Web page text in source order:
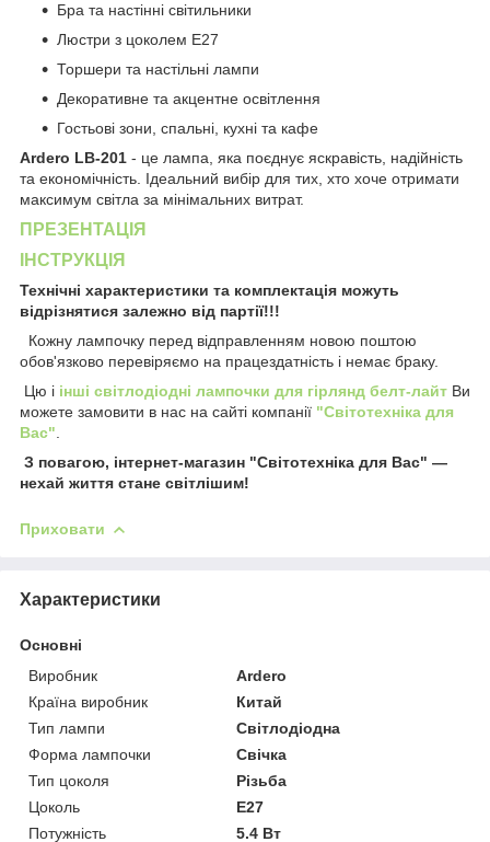
Бра та настінні світильники
Люстри з цоколем E27
Торшери та настільні лампи
Декоративне та акцентне освітлення
Гостьові зони, спальні, кухні та кафе
Ardero LB-201 - це лампа, яка поєднує яскравість, надійність
та економічність. Ідеальний вибір для тих, хто хоче отримати
максимум світла за мінімальних витрат.
ПРЕЗЕНТАЦІЯ
ІНСТРУКЦІЯ
Технічні характеристики та комплектація можуть
відрізнятися залежно від партії!!!
Кожну лампочку перед відправленням новою поштою
обов'язково перевіряємо на працездатність і немає браку.
Цю і інші світлодіодні лампочки для гірлянд белт-лайт Ви
можете замовити в нас на сайті компанії "Світотехніка для
Вас"
З повагою, інтернет-магазин "Світотехніка для Вас" —
нехай життя стане світлішим!
Приховати
Характеристики
Основні
Виробник
Ardero
Країна виробник
Китай
Тип лампи
Світлодіодна
Форма лампочки
Свічка
Тип цоколя
Різьба
Цоколь
E27
Потужність
5.4 Вт